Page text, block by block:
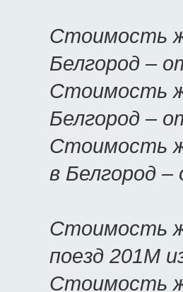
Стоимость
Белгород –
Стоимость
Белгород –
Стоимость
в Белгород –
Стоимость
поезд 201М
Стоимость